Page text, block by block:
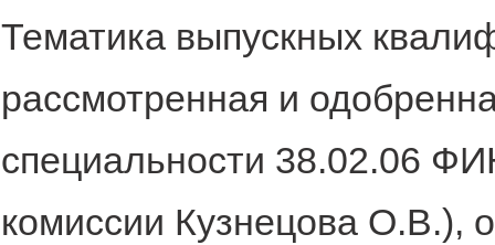
Тематика выпускных
рассмотренная и
специальности 38.02.06
комиссии Кузнецова О.В.),